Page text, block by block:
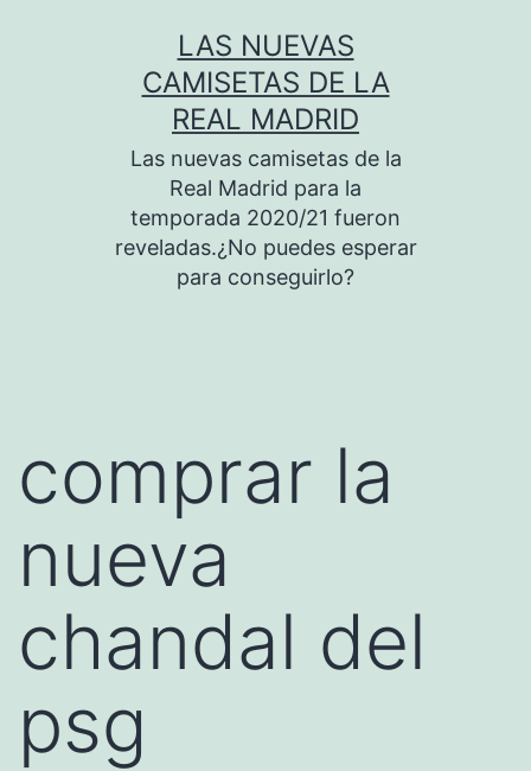
LAS NUEVAS
CAMISETAS DE LA
REAL MADRID
Las nuevas camisetas de la
Real Madrid para la
temporada 2020/21 fueron
reveladas.¿No puedes esperar
para conseguirlo?
comprar la
nueva
chandal del
psg